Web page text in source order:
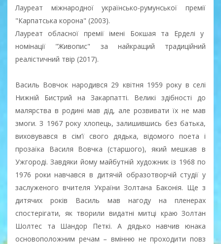
Лауреат міжнародної українсько-румунської премії
"Карпатська корона" (2003).
Лауреат обласної премії імені Бокшая та Ерделі у
номінації "Живопис" за найкращий традиційний
реалістичний твір (2017).
Василь Вовчок народився 29 квітня 1959 року в селі
Нижній Бистрий на Закарпатті. Великі здібності до
малярства в родині мав дід, але розвивати їх не мав
змоги. З 1967 року хлопець, залишившись без батька,
виховувався в сім’ї свого дядька, відомого поета і
прозаїка Василя Вовчка (старшого), який мешкав в
Ужгороді. Завдяки йому майбутній художник із 1968 по
1976 роки навчався в дитячій образотворчій студії у
заслуженого вчителя України Золтана Баконія. Ще з
дитячих років Василь мав нагоду на пленерах
спостерігати, як творили видатні митці краю Золтан
Шолтес та Шандор Петкі. А дядько навчив юнака
основоположним речам – вмінню не проходити повз